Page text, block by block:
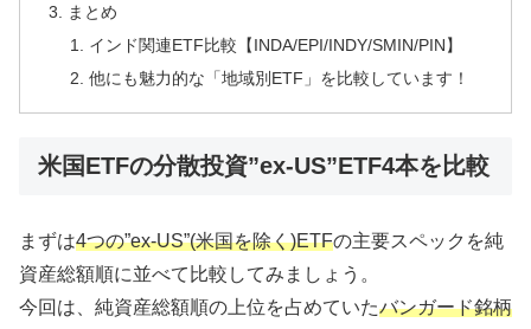
まとめ
インド関連ETF比較【INDA/EPI/INDY/SMIN/PIN】
他にも魅力的な「地域別ETF」を比較しています！
米国ETFの分散投資”ex-US”ETF4本を比較
まずは4つの”ex-US”(米国を除く)ETFの主要スペックを純
資産総額順に並べて比較してみましょう。
今回は、純資産総額順の上位を占めていたバンガード銘柄